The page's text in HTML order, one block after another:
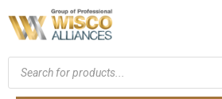
HOME